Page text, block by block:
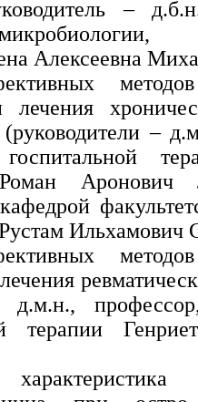
–
Алексеевна
(руководители –
Аронович
Ильхамович
д.м.н.,
терапии